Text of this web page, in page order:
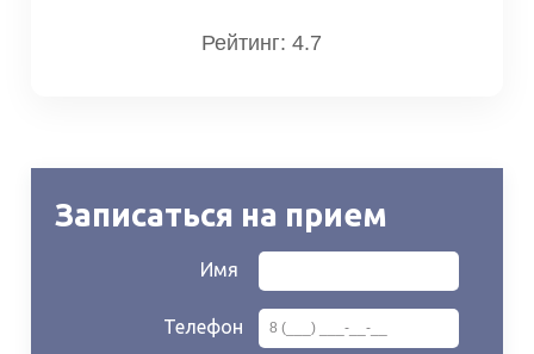
Рейтинг: 4.7
Записаться на прием
Имя
Телефон